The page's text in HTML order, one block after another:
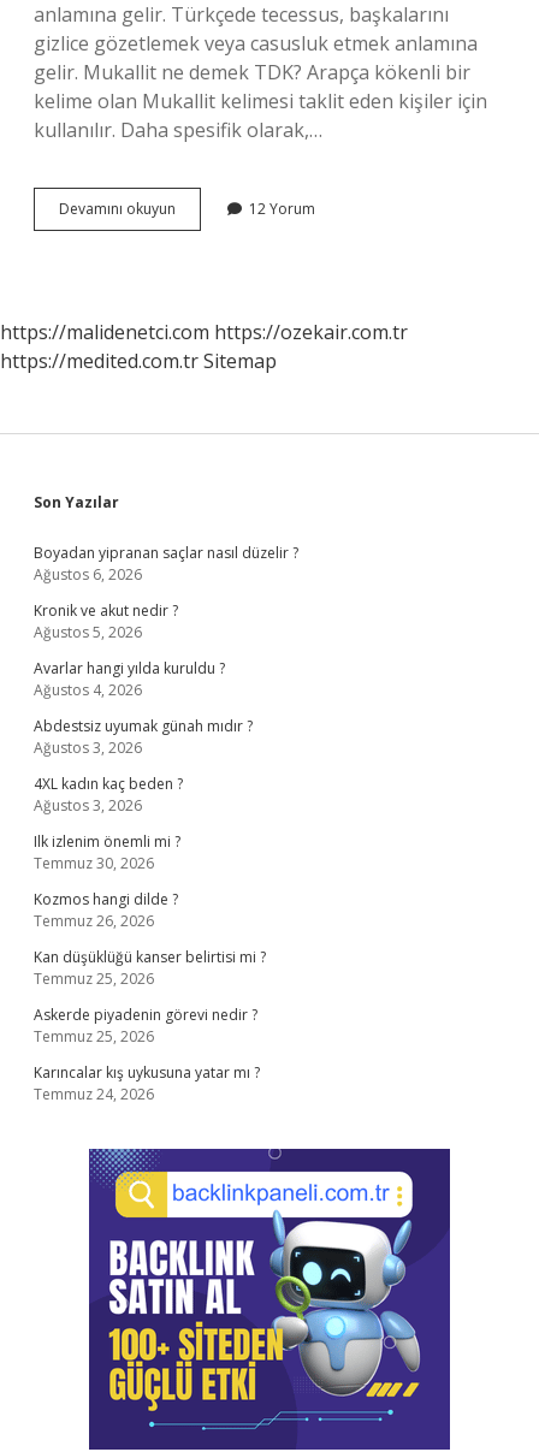
anlamına gelir. Türkçede tecessus, başkalarını
gizlice gözetlemek veya casusluk etmek anlamına
gelir. Mukallit ne demek TDK? Arapça kökenli bir
kelime olan Mukallit kelimesi taklit eden kişiler için
kullanılır. Daha spesifik olarak,…
Devamını okuyun
Ne
12 Yorum
https://malidenetci.com https://ozekair.com.tr
https://medited.com.trSitemap
Sidebar
Son Yazılar
Boyadan yipranan saçlar nasıl düzelir ?
Ağustos 6, 2026
Kronik ve akut nedir ?
Ağustos 5, 2026
Avarlar hangi yılda kuruldu ?
Ağustos 4, 2026
Abdestsiz uyumak günah mıdır ?
Ağustos 3, 2026
4XL kadın kaç beden ?
Ağustos 3, 2026
Ilk izlenim önemli mi ?
Temmuz 30, 2026
Kozmos hangi dilde ?
Temmuz 26, 2026
Kan düşüklüğü kanser belirtisi mi ?
Temmuz 25, 2026
Askerde piyadenin görevi nedir ?
Temmuz 25, 2026
Karıncalar kış uykusuna yatar mı ?
Temmuz 24, 2026